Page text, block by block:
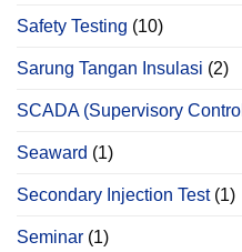
Safety Testing (10)
Sarung Tangan Insulasi (2)
SCADA (Supervisory
Seaward (1)
Secondary Injection Test(1)
Seminar (1)